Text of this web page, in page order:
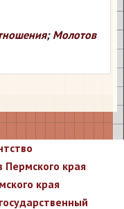
; Молотов
Пермского края
края